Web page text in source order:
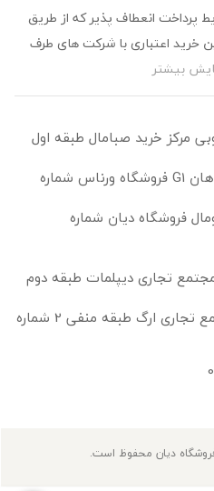
پرداخت انعطاف پذیر که از طریق
اعتباری با شرکت های طرف
بیشتر
جنوبی مرکز خرید صبامال طبقه اول
شعبه ۲: تهران ایران مال باغ ماهان G1 فروشگاه ورناس شماره
فروشگاه دیان شماره
مجتمع تجاری دیپلمات طبقه دوم
شعبه 6: بروجرد بازار قدیم مجتمع تجاری ارگ طبقه منفی 2 شماره
دیان محفوظ است.